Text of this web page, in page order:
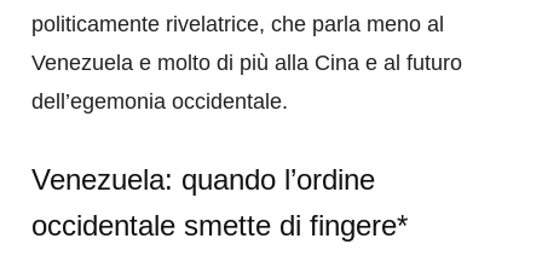
politicamente rivelatrice, che parla meno al
Venezuela e molto di più alla Cina e al futuro
dell’egemonia occidentale.
Venezuela: quando l’ordine
occidentale smette di fingere*